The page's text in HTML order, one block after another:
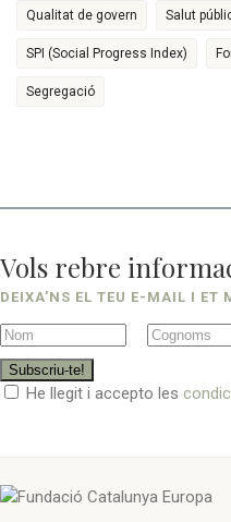
Qualitat de govern Salut
SPI (Social Progress Index)
Segregació
Vols rebre
DEIXA’NS EL TEU E-MAIL I ET
Subscriu-te!
He llegit i accepto les